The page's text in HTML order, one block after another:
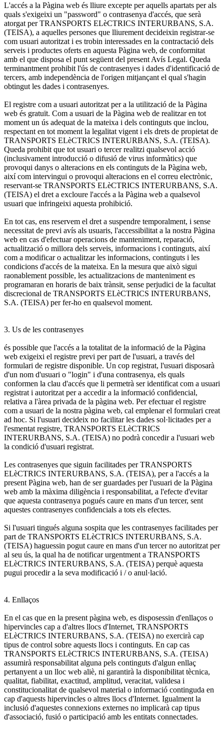
L'accés a la Pàgina web és lliure excepte per aquells apartats per als
quals s'exigeixi un "password" o contrasenya d'accés, que serà
atorgat per TRANSPORTS ELèCTRICS INTERURBANS, S.A.
(TEISA), a aquelles persones que lliurement decideixin registrar-se
com usuari autoritzat i es trobin interessades en la contractació dels
serveis i productes oferts en aquesta Pàgina web, de conformitat
amb el que disposa el punt següent del present Avís Legal. Queda
terminantment prohibit l'ús de contrasenyes i dades d'identificació de
tercers, amb independència de l'origen mitjançant el qual s'hagin
obtingut les dades i contrasenyes.
El registre com a usuari autoritzat per a la utilització de la Pàgina
web és gratuït. Com a usuari de la Pàgina web de realitzar en tot
moment un ús adequat de la mateixa i dels continguts que inclou,
respectant en tot moment la legalitat vigent i els drets de propietat de
TRANSPORTS ELèCTRICS INTERURBANS, S.A. (TEISA).
Queda prohibit que tot usuari o tercer realitzi qualsevol acció
(inclusivament introducció o difusió de virus informàtics) que
provoqui danys o alteracions en els continguts de la Pàgina web,
així com intervingui o provoqui alteracions en el correu electrònic,
reservant-se TRANSPORTS ELèCTRICS INTERURBANS, S.A.
(TEISA) el dret a excloure l'accés a la Pàgina web a qualsevol
usuari que infringeixi aquesta prohibició.
En tot cas, ens reservem el dret a suspendre temporalment, i sense
necessitat de previ avís als usuaris, l'accessibilitat a la nostra Pàgina
web en cas d'efectuar operacions de manteniment, reparació,
actualització o millora dels serveis, informacions i continguts, així
com a modificar o actualitzar les informacions, continguts i les
condicions d'accés de la mateixa. En la mesura que això sigui
raonablement possible, les actualitzacions de manteniment es
programaran en horaris de baix trànsit, sense perjudici de la facultat
discrecional de TRANSPORTS ELèCTRICS INTERURBANS,
S.A. (TEISA) per fer-ho en qualsevol moment.
3. Us de les contrasenyes
és possible que l'accés a la totalitat de la informació de la Pàgina
web exigeixi el registre previ per part de l'usuari, a través del
formulari de registre disponible. Un cop registrat, l'usuari disposarà
d'un nom d'usuari o "login" i d'una contrasenya, els quals
conformen la clau d'accés que li permetrà ser identificat com a usuari
registrat i autoritzat per a accedir a la informació confidencial,
relativa a l'àrea privada de la pàgina web. Per efectuar el registre
com a usuari de la nostra pàgina web, cal emplenar el formulari creat
ad hoc. Si l'usuari decideix no facilitar les dades sol·licitades per a
l'esmentat registre, TRANSPORTS ELèCTRICS
INTERURBANS, S.A. (TEISA) no podrà concedir a l'usuari web
la condició d'usuari registrat.
Les contrasenyes que siguin facilitades per TRANSPORTS
ELèCTRICS INTERURBANS, S.A. (TEISA), per a l'accés a la
present Pàgina web, han de ser guardades per l'usuari de la Pàgina
web amb la màxima diligència i responsabilitat, a l'efecte d'evitar
que aquesta contrasenya pogués caure en mans d'un tercer, sent
aquestes contrasenyes confidencials a tots els efectes.
Si l'usuari tingués alguna sospita que les contrasenyes facilitades per
part de TRANSPORTS ELèCTRICS INTERURBANS, S.A.
(TEISA) haguessin pogut caure en mans d'un tercer no autoritzat per
al seu ús, la qual ha de notificar urgentment a TRANSPORTS
ELèCTRICS INTERURBANS, S.A. (TEISA) perquè aquesta
pugui procedir a la seva modificació i / o anul·lació.
4. Enllaços
En el cas que en la present pàgina web, es disposessin d'enllaços o
hipervincles cap a d'altres llocs d'Internet, TRANSPORTS
ELèCTRICS INTERURBANS, S.A. (TEISA) no exercirà cap
tipus de control sobre aquests llocs i continguts. En cap cas
TRANSPORTS ELèCTRICS INTERURBANS, S.A. (TEISA)
assumirà responsabilitat alguna pels continguts d'algun enllaç
pertanyent a un lloc web aliè, ni garantirà la disponibilitat tècnica,
qualitat, fiabilitat, exactitud, amplitud, veracitat, validesa i
constitucionalitat de qualsevol material o informació continguda en
cap d'aquests hipervincles o altres llocs d'Internet. Igualment la
inclusió d'aquestes connexions externes no implicarà cap tipus
d'associació, fusió o participació amb les entitats connectades.